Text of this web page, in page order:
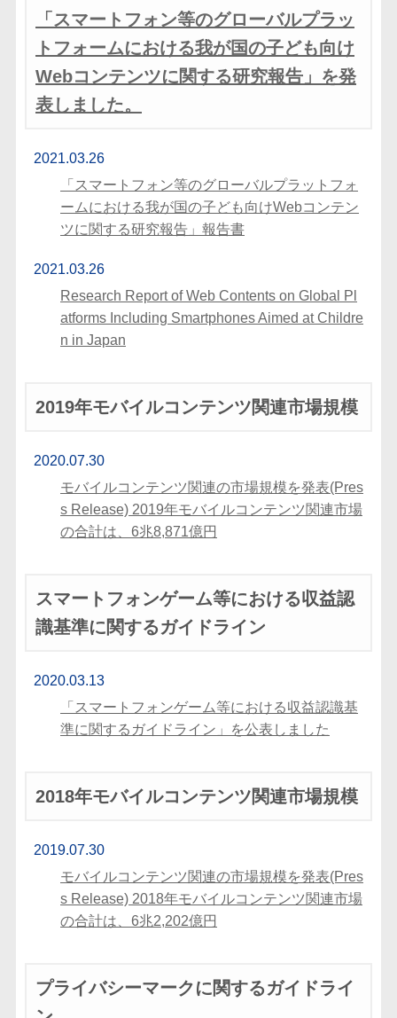
「スマートフォン等のグローバルプラッ
トフォームにおける我が国の子ども向け
Webコンテンツに関する研究報告」を発
表しました。
2021.03.26
「スマートフォン等のグローバルプラットフォ
ームにおける我が国の子ども向けWebコンテン
ツに関する研究報告」報告書
2021.03.26
Research Report of Web Contents on Global Pl
atforms Including Smartphones Aimed at Childre
n in Japan
2019年モバイルコンテンツ関連市場規模
2020.07.30
モバイルコンテンツ関連の市場規模を発表(Pres
s Release) 2019年モバイルコンテンツ関連市場
の合計は、6兆8,871億円
スマートフォンゲーム等における収益認
識基準に関するガイドライン
2020.03.13
「スマートフォンゲーム等における収益認識基
準に関するガイドライン」を公表しました
2018年モバイルコンテンツ関連市場規模
2019.07.30
モバイルコンテンツ関連の市場規模を発表(Pres
s Release) 2018年モバイルコンテンツ関連市場
の合計は、6兆2,202億円
プライバシーマークに関するガイドライ